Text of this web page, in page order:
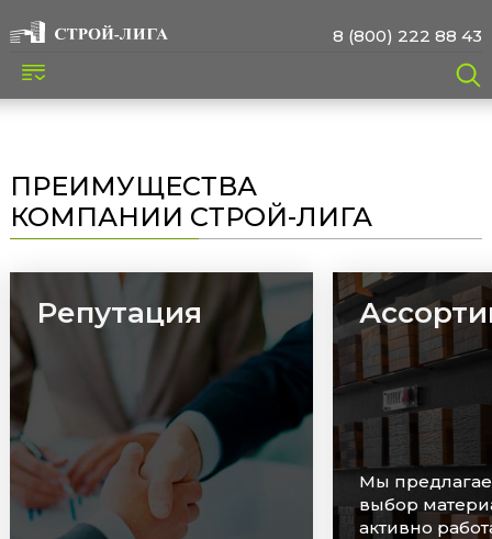
8 (800) 222 88 43
ПРЕИМУЩЕСТВА
КОМПАНИИ СТРОЙ-ЛИГА
Ассортимент
Мы предлагаем широкий
выбор материалов и
активно работаем над
Сроки